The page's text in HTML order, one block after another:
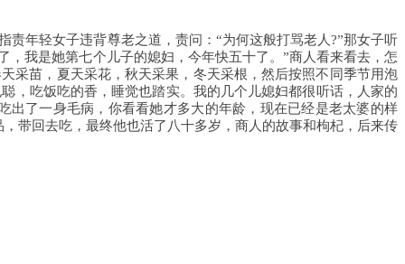
年轻女子违背尊老之道，责问：“为何这般打骂老人?”那女子听
我是她第七个儿子的媳妇，今年快五十了。”商人看来看去，怎
采苗，夏天采花，秋天采果，冬天采根，然后按照不同季节用泡
，吃饭吃的香，睡觉也踏实。我的几个儿媳妇都很听话，人家的
了一身毛病，你看看她才多大的年龄，现在已经是老太婆的样
带回去吃，最终他也活了八十多岁，商人的故事和枸杞，后来传